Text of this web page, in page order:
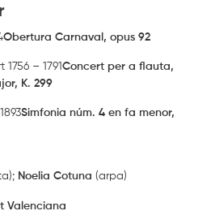
Obertura Carnaval, opus 92
– 1791Concert per a flauta,
K. 299
Simfonia núm. 4 en fa menor,
Noelia Cotuna (arpa)
Valenciana